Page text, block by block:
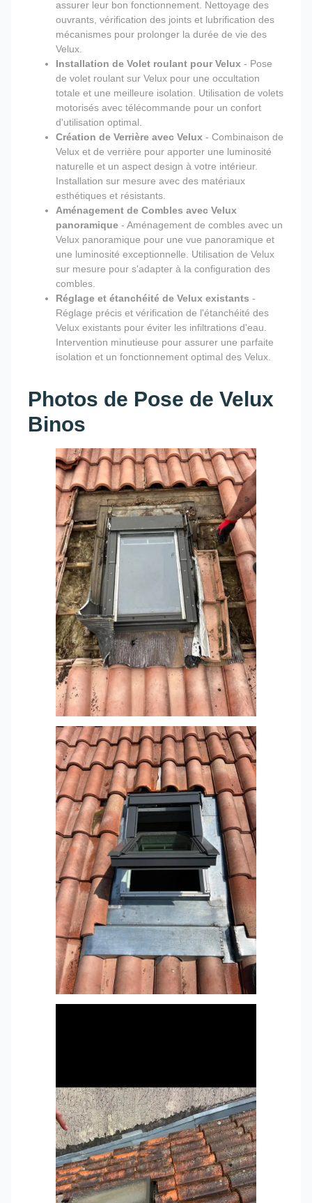
assurer leur bon fonctionnement. Nettoyage des
ouvrants, vérification des joints et lubrification des
mécanismes pour prolonger la durée de vie des
Velux.
Installation de Volet roulant pour Velux - Pose
de volet roulant sur Velux pour une occultation
totale et une meilleure isolation. Utilisation de volets
motorisés avec télécommande pour un confort
d'utilisation optimal.
Création de Verrière avec Velux - Combinaison de
Velux et de verrière pour apporter une luminosité
naturelle et un aspect design à votre intérieur.
Installation sur mesure avec des matériaux
esthétiques et résistants.
Aménagement de Combles avec Velux
panoramique - Aménagement de combles avec un
Velux panoramique pour une vue panoramique et
une luminosité exceptionnelle. Utilisation de Velux
sur mesure pour s'adapter à la configuration des
combles.
Réglage et étanchéité de Velux existants -
Réglage précis et vérification de l'étanchéité des
Velux existants pour éviter les infiltrations d'eau.
Intervention minutieuse pour assurer une parfaite
isolation et un fonctionnement optimal des Velux.
Photos de Pose de Velux
Binos